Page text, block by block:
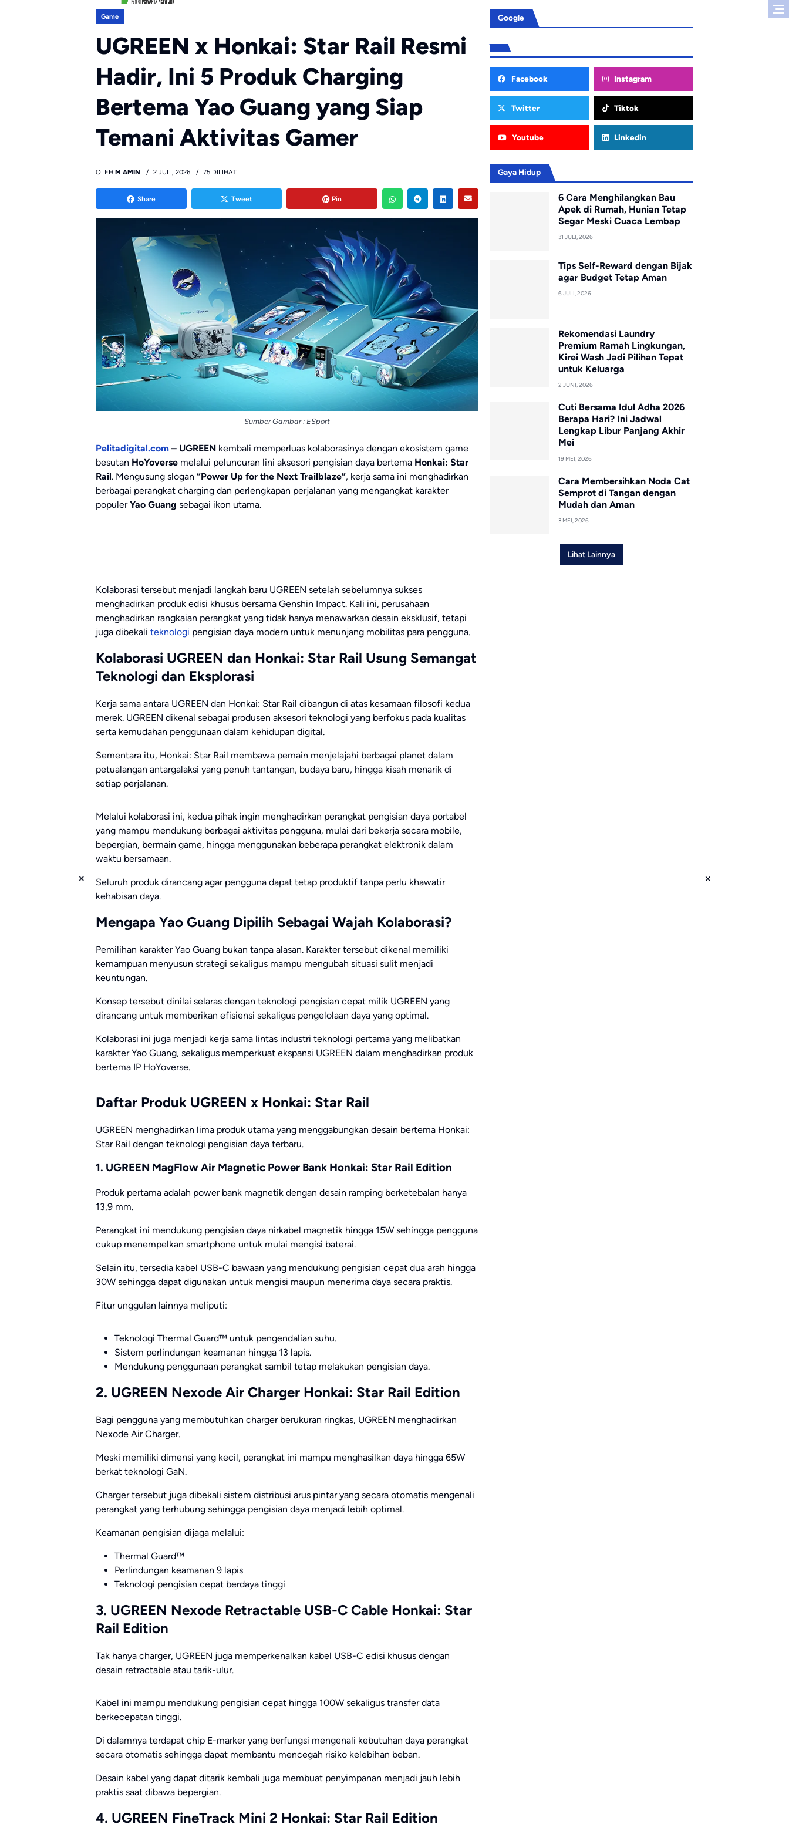
Game
UGREEN x Honkai: Star Rail Resmi
Hadir, Ini 5 Produk Charging
Bertema Yao Guang yang Siap
Temani Aktivitas Gamer
OLEH M AMIN 2 JULI, 2026 75 DILIHAT
Share Tweet Pin
Sumber Gambar : ESport
Pelitadigital.com – UGREEN kembali memperluas kolaborasinya dengan ekosistem game
besutan HoYoverse melalui peluncuran lini aksesori pengisian daya bertema Honkai: Star
Rail. Mengusung slogan “Power Up for the Next Trailblaze”, kerja sama ini menghadirkan
berbagai perangkat charging dan perlengkapan perjalanan yang mengangkat karakter
populerYao Guang sebagai ikon utama.
Kolaborasi tersebut menjadi langkah baru UGREEN setelah sebelumnya sukses
menghadirkan produk edisi khusus bersama Genshin Impact. Kali ini, perusahaan
menghadirkan rangkaian perangkat yang tidak hanya menawarkan desain eksklusif, tetapi
juga dibekali teknologi pengisian daya modern untuk menunjang mobilitas para pengguna.
Kolaborasi UGREEN dan Honkai: Star Rail Usung Semangat
Teknologi dan Eksplorasi
Kerja sama antara UGREEN dan Honkai: Star Rail dibangun di atas kesamaan filosofi kedua
merek. UGREEN dikenal sebagai produsen aksesori teknologi yang berfokus pada kualitas
serta kemudahan penggunaan dalam kehidupan digital.
Sementara itu, Honkai: Star Rail membawa pemain menjelajahi berbagai planet dalam
petualangan antargalaksi yang penuh tantangan, budaya baru, hingga kisah menarik di
setiap perjalanan.
Melalui kolaborasi ini, kedua pihak ingin menghadirkan perangkat pengisian daya portabel
yang mampu mendukung berbagai aktivitas pengguna, mulai dari bekerja secara mobile,
bepergian, bermain game, hingga menggunakan beberapa perangkat elektronik dalam
waktu bersamaan.
Seluruh produk dirancang agar pengguna dapat tetap produktif tanpa perlu khawatir
kehabisan daya.
Mengapa Yao Guang Dipilih Sebagai Wajah Kolaborasi?
Pemilihan karakter Yao Guang bukan tanpa alasan. Karakter tersebut dikenal memiliki
kemampuan menyusun strategi sekaligus mampu mengubah situasi sulit menjadi
keuntungan.
Konsep tersebut dinilai selaras dengan teknologi pengisian cepat milik UGREEN yang
dirancang untuk memberikan efisiensi sekaligus pengelolaan daya yang optimal.
Kolaborasi ini juga menjadi kerja sama lintas industri teknologi pertama yang melibatkan
karakter Yao Guang, sekaligus memperkuat ekspansi UGREEN dalam menghadirkan produk
bertema IP HoYoverse.
Daftar Produk UGREEN x Honkai: Star Rail
UGREEN menghadirkan lima produk utama yang menggabungkan desain bertema Honkai:
Star Rail dengan teknologi pengisian daya terbaru.
1. UGREEN MagFlow Air Magnetic Power Bank Honkai: Star Rail Edition
Produk pertama adalah power bank magnetik dengan desain ramping berketebalan hanya
13,9 mm.
Perangkat ini mendukung pengisian daya nirkabel magnetik hingga 15W sehingga pengguna
cukup menempelkan smartphone untuk mulai mengisi baterai.
Selain itu, tersedia kabel USB-C bawaan yang mendukung pengisian cepat dua arah hingga
30W sehingga dapat digunakan untuk mengisi maupun menerima daya secara praktis.
Fitur unggulan lainnya meliputi:
Teknologi Thermal Guard™ untuk pengendalian suhu.
Sistem perlindungan keamanan hingga 13 lapis.
Mendukung penggunaan perangkat sambil tetap melakukan pengisian daya.
2. UGREEN Nexode Air Charger Honkai: Star Rail Edition
Bagi pengguna yang membutuhkan charger berukuran ringkas, UGREEN menghadirkan
Nexode Air Charger.
Meski memiliki dimensi yang kecil, perangkat ini mampu menghasilkan daya hingga 65W
berkat teknologi GaN.
Charger tersebut juga dibekali sistem distribusi arus pintar yang secara otomatis mengenali
perangkat yang terhubung sehingga pengisian daya menjadi lebih optimal.
Keamanan pengisian dijaga melalui:
Thermal Guard™
Perlindungan keamanan 9 lapis
Teknologi pengisian cepat berdaya tinggi
3. UGREEN Nexode Retractable USB-C Cable Honkai: Star
Rail Edition
Tak hanya charger, UGREEN juga memperkenalkan kabel USB-C edisi khusus dengan
desain retractable atau tarik-ulur.
Kabel ini mampu mendukung pengisian cepat hingga 100W sekaligus transfer data
berkecepatan tinggi.
Di dalamnya terdapat chip E-marker yang berfungsi mengenali kebutuhan daya perangkat
secara otomatis sehingga dapat membantu mencegah risiko kelebihan beban.
Desain kabel yang dapat ditarik kembali juga membuat penyimpanan menjadi jauh lebih
praktis saat dibawa bepergian.
4. UGREEN FineTrack Mini 2 Honkai: Star Rail Edition
Google
Facebook Instagram
Twitter Tiktok
Youtube Linkedin
Gaya Hidup
6 Cara Menghilangkan Bau
Apek di Rumah, Hunian Tetap
Segar Meski Cuaca Lembap
31 JULI, 2026
Tips Self-Reward dengan Bijak
agar Budget Tetap Aman
6 JULI, 2026
Rekomendasi Laundry
Premium Ramah Lingkungan,
Kirei Wash Jadi Pilihan Tepat
untuk Keluarga
2 JUNI, 2026
Cuti Bersama Idul Adha 2026
Berapa Hari? Ini Jadwal
Lengkap Libur Panjang Akhir
Mei
19 MEI, 2026
Cara Membersihkan Noda Cat
Semprot di Tangan dengan
Mudah dan Aman
3 MEI, 2026
Lihat Lainnya